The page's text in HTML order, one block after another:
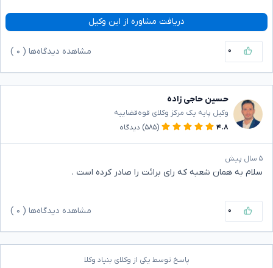
دریافت مشاوره از این وکیل
۰ مشاهده دیدگاه‌ها ( ۰
حسین حاجی زاده
وکیل پایه یک مرکز وکلای قوه‌قضاییه
۴.۸
(۵۸۵) دیدگاه
۵ سال پیش
سلام به همان شعبه که رای برائت را صادر کرده است .
۰ مشاهده دیدگاه‌ها ( ۰
پاسخ توسط یکی از وکلای بنیاد وکلا